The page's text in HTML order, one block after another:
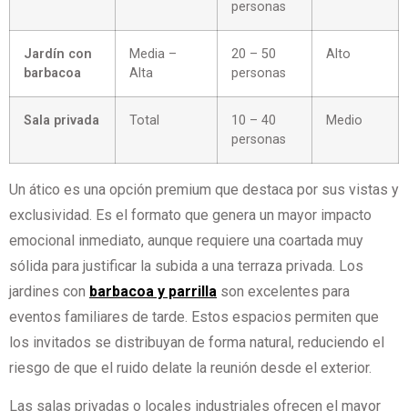
personas
Jardín con
barbacoa
Media –
Alta
20 – 50
personas
Alto
Sala privada Total
10 – 40
personas
Medio
Un ático es una opción premium que destaca por sus vistas y
exclusividad. Es el formato que genera un mayor impacto
emocional inmediato, aunque requiere una coartada muy
sólida para justificar la subida a una terraza privada. Los
jardines con barbacoa y parrilla son excelentes para
eventos familiares de tarde. Estos espacios permiten que
los invitados se distribuyan de forma natural, reduciendo el
riesgo de que el ruido delate la reunión desde el exterior.
Las salas privadas o locales industriales ofrecen el mayor